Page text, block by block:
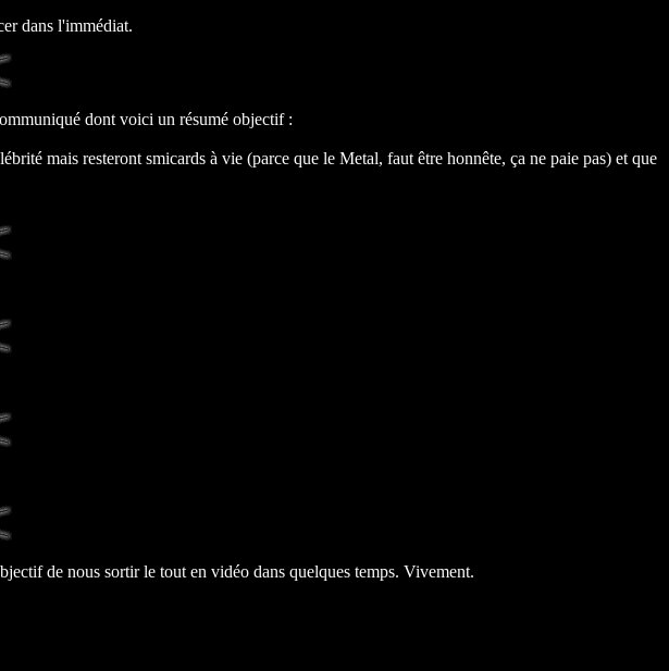
dans l'immédiat.
dont voici un résumé objectif :
mais resteront smicards à vie (parce que le Metal, faut être honnête, ça ne paie pas) et que
de nous sortir le tout en vidéo dans quelques temps. Vivement.